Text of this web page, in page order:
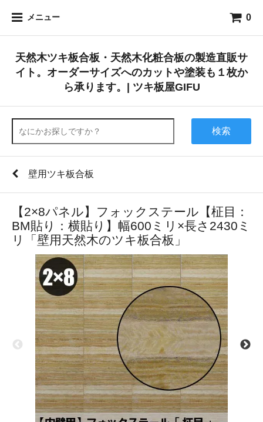
メニュー 0
天然木ツキ板合板・天然木化粧合板の製造直販サ
イト。オーダーサイズへのカットや塗装も１枚か
ら承ります。| ツキ板屋GIFU
検索
壁用ツキ板合板
【2×8パネル】フォックステール【柾目：
BM貼り：横貼り】幅600ミリ×長さ2430ミ
リ「壁用天然木のツキ板合板」